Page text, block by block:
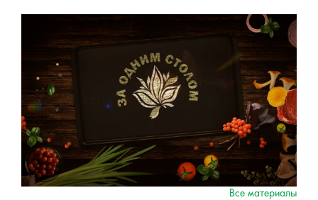
Все материалы